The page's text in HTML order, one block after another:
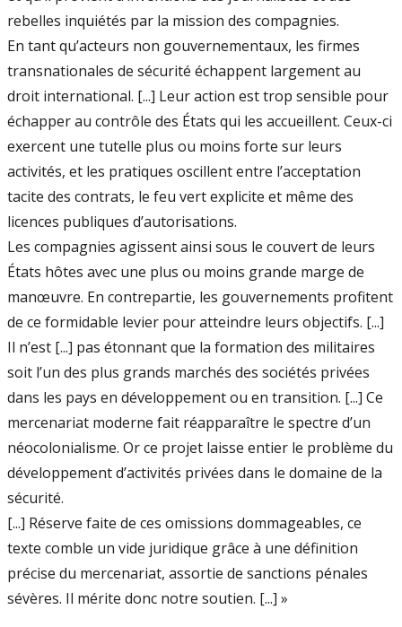
rebelles inquiétés par la mission des compagnies.
En tant qu’acteurs non gouvernementaux, les firmes
transnationales de sécurité échappent largement au
droit international. [...] Leur action est trop sensible pour
échapper au contrôle des États qui les accueillent. Ceux-ci
exercent une tutelle plus ou moins forte sur leurs
activités, et les pratiques oscillent entre l’acceptation
tacite des contrats, le feu vert explicite et même des
licences publiques d’autorisations.
Les compagnies agissent ainsi sous le couvert de leurs
États hôtes avec une plus ou moins grande marge de
manœuvre. En contrepartie, les gouvernements profitent
de ce formidable levier pour atteindre leurs objectifs. [...]
Il n’est [...] pas étonnant que la formation des militaires
soit l’un des plus grands marchés des sociétés privées
dans les pays en développement ou en transition. [...] Ce
mercenariat moderne fait réapparaître le spectre d’un
néocolonialisme. Or ce projet laisse entier le problème du
développement d’activités privées dans le domaine de la
sécurité.
[...] Réserve faite de ces omissions dommageables, ce
texte comble un vide juridique grâce à une définition
précise du mercenariat, assortie de sanctions pénales
sévères. Il mérite donc notre soutien. [...] »